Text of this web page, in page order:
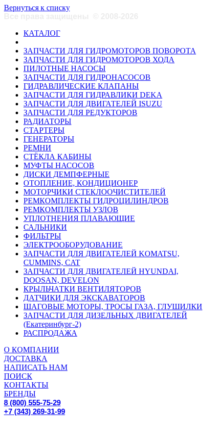
Вернуться к списку
КАТАЛОГ
ЗАПЧАСТИ ДЛЯ ГИДРОМОТОРОВ ПОВОРОТА
ЗАПЧАСТИ ДЛЯ ГИДРОМОТОРОВ ХОДА
ПИЛОТНЫЕ НАСОСЫ
ЗАПЧАСТИ ДЛЯ ГИДРОНАСОСОВ
ГИДРАВЛИЧЕСКИЕ КЛАПАНЫ
ЗАПЧАСТИ ДЛЯ ГИДРАВЛИКИ DEKA
ЗАПЧАСТИ ДЛЯ ДВИГАТЕЛЕЙ ISUZU
ЗАПЧАСТИ ДЛЯ РЕДУКТОРОВ
РАДИАТОРЫ
СТАРТЕРЫ
ГЕНЕРАТОРЫ
РЕМНИ
СТЁКЛА КАБИНЫ
МУФТЫ НАСОСОВ
ДИСКИ ДЕМПФЕРНЫЕ
ОТОПЛЕНИЕ, КОНДИЦИОНЕР
МОТОРЧИКИ СТЕКЛООЧИСТИТЕЛЕЙ
РЕМКОМПЛЕКТЫ ГИДРОЦИЛИНДРОВ
РЕМКОМПЛЕКТЫ УЗЛОВ
УПЛОТНЕНИЯ ПЛАВАЮЩИЕ
САЛЬНИКИ
ФИЛЬТРЫ
ЭЛЕКТРООБОРУДОВАНИЕ
ЗАПЧАСТИ ДЛЯ ДВИГАТЕЛЕЙ KOMATSU,
CUMMINS, CAT
ЗАПЧАСТИ ДЛЯ ДВИГАТЕЛЕЙ HYUNDAI,
DOOSAN, DEVELON
КРЫЛЬЧАТКИ ВЕНТИЛЯТОРОВ
ДАТЧИКИ ДЛЯ ЭКСКАВАТОРОВ
ШАГОВЫЕ МОТОРЫ, ТРОСЫ ГАЗА, ГЛУШИЛКИ
ЗАПЧАСТИ ДЛЯ ДИЗЕЛЬНЫХ ДВИГАТЕЛЕЙ
(Екатеринбург-2)
РАСПРОДАЖА
О КОМПАНИИ
ДОСТАВКА
НАПИСАТЬ НАМ
ПОИСК
КОНТАКТЫ
БРЕНДЫ
8 (800) 555-75-29
+7 (343) 269-31-99